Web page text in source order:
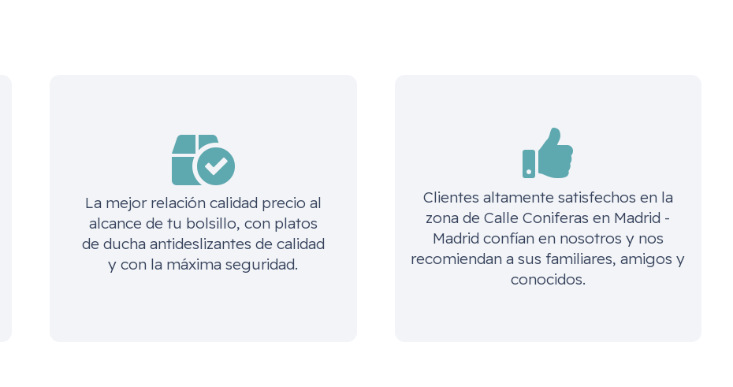
La mejor relación calidad precio al
alcance de tu bolsillo, con platos
de ducha antideslizantes de calidad
y con la máxima seguridad.
Clientes altamente satisfechos en la
zona deCalle Coniferas en Madrid -
Madridconfían en nosotros y nos
recomiendan a sus familiares, amigos y
conocidos.